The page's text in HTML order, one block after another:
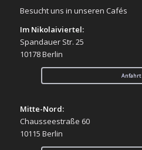
Besucht uns in unseren Cafés
Im Nikolaiviertel:
Spandauer Str. 25
10178 Berlin
Anfahrt
Mitte-Nord:
Chausseestraße 60
10115 Berlin